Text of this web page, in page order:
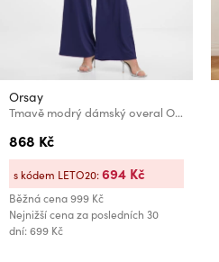
Orsay
Tmavě modrý dámský overal ORSAY
868 Kč
Běžná cena999 Kč
Nejnižší cena za posledních 30
dní: 699 Kč
s kódem LETO20:694 Kč